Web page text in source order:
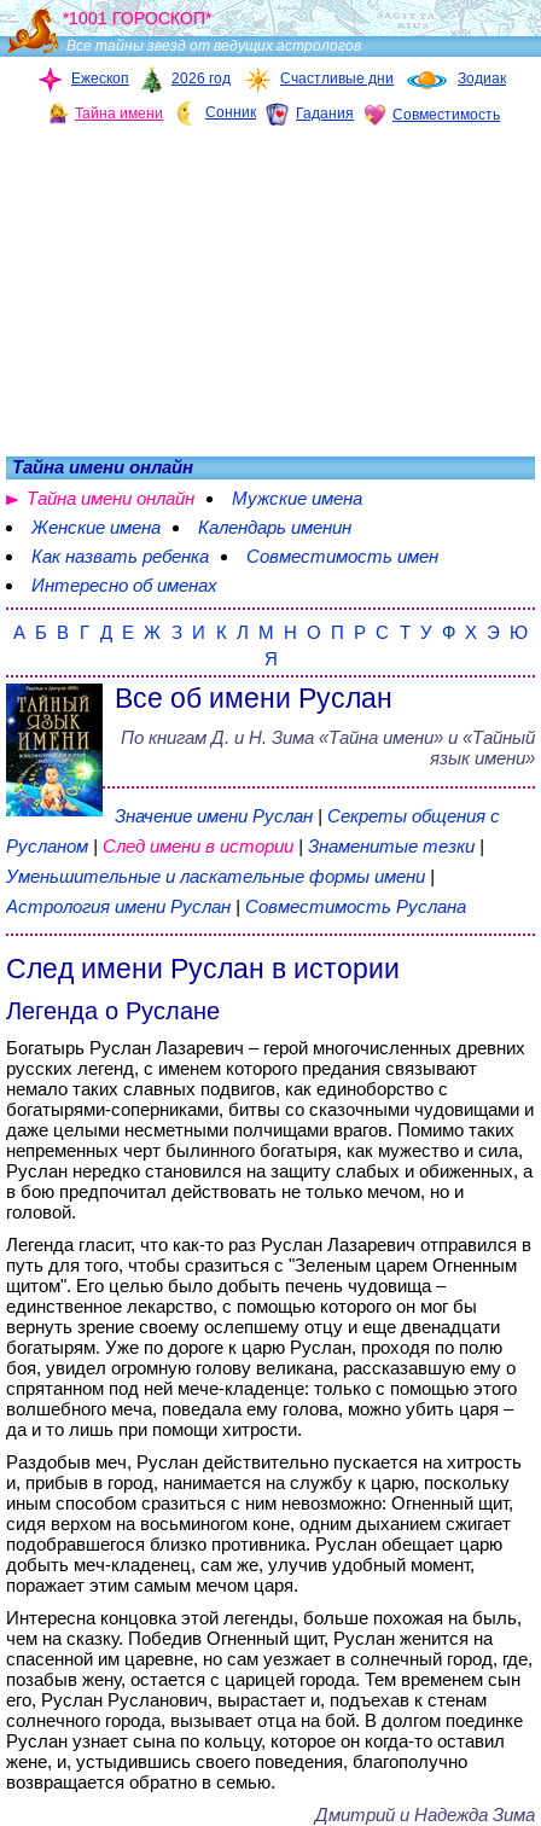
*1001 ГОРОСКОП*
Все тайны звезд от ведущих астрологов
Ежескоп
2026 год Счастливые дни Зодиак
Тайна имени Сонник Гадания Совместимость
Тайна имени онлайн
Тайна имени онлайн
Мужские имена
Женские имена
Календарь именин
Как назвать ребенка
Совместимость имен
Интересно об именах
А Б В Г Д Е Ж З И К Л М Н О П Р С Т У Ф Х Э Ю
Я
Все об имени Руслан
По книгам Д. и Н. Зима «Тайна имени» и «Тайный
язык имени»
Значение имени Руслан | Секреты общения с
Русланом | След имени в истории | Знаменитые тезки |
Уменьшительные и ласкательные формы имени |
Астрология имени Руслан | Совместимость Руслана
След имени Руслан в истории
Легенда о Руслане
Богатырь Руслан Лазаревич – герой многочисленных древних
русских легенд, с именем которого предания связывают
немало таких славных подвигов, как единоборство с
богатырями-соперниками, битвы со сказочными чудовищами и
даже целыми несметными полчищами врагов. Помимо таких
непременных черт былинного богатыря, как мужество и сила,
Руслан нередко становился на защиту слабых и обиженных, а
в бою предпочитал действовать не только мечом, но и
головой.
Легенда гласит, что как-то раз Руслан Лазаревич отправился в
путь для того, чтобы сразиться с "Зеленым царем Огненным
щитом". Его целью было добыть печень чудовища –
единственное лекарство, с помощью которого он мог бы
вернуть зрение своему ослепшему отцу и еще двенадцати
богатырям. Уже по дороге к царю Руслан, проходя по полю
боя, увидел огромную голову великана, рассказавшую ему о
спрятанном под ней мече-кладенце: только с помощью этого
волшебного меча, поведала ему голова, можно убить царя –
да и то лишь при помощи хитрости.
Раздобыв меч, Руслан действительно пускается на хитрость
и, прибыв в город, нанимается на службу к царю, поскольку
иным способом сразиться с ним невозможно: Огненный щит,
сидя верхом на восьминогом коне, одним дыханием сжигает
подобравшегося близко противника. Руслан обещает царю
добыть меч-кладенец, сам же, улучив удобный момент,
поражает этим самым мечом царя.
Интересна концовка этой легенды, больше похожая на быль,
чем на сказку. Победив Огненный щит, Руслан женится на
спасенной им царевне, но сам уезжает в солнечный город, где,
позабыв жену, остается с царицей города. Тем временем сын
его, Руслан Русланович, вырастает и, подъехав к стенам
солнечного города, вызывает отца на бой. В долгом поединке
Руслан узнает сына по кольцу, которое он когда-то оставил
жене, и, устыдившись своего поведения, благополучно
возвращается обратно в семью.
Дмитрий и Надежда Зима